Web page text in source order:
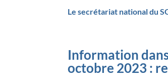
Le secrétariat national du
Information
octobre 2023 :